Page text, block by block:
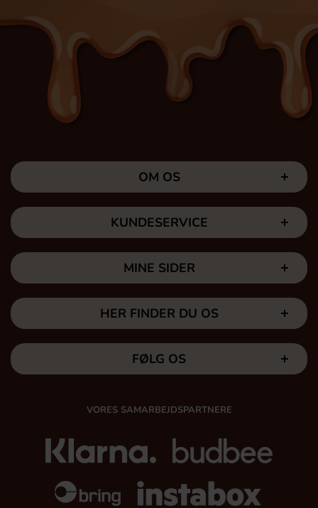
OM OS
KUNDESERVICE
MINE SIDER
HER FINDER DU OS
FØLG OS
VORES SAMARBEJDSPARTNERE